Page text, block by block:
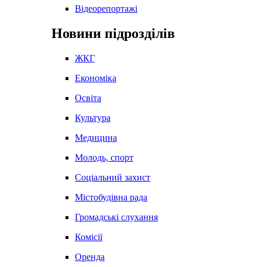
Відеорепортажі
Новини підрозділів
ЖКГ
Економіка
Освіта
Культура
Медицина
Молодь, спорт
Соціальний захист
Містобудівна рада
Громадські слухання
Комісії
Оренда